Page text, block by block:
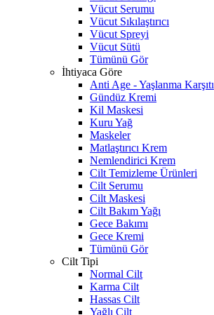
Vücut Serumu
Vücut Sıkılaştırıcı
Vücut Spreyi
Vücut Sütü
Tümünü Gör
İhtiyaca Göre
Anti Age - Yaşlanma Karşıtı
Gündüz Kremi
Kil Maskesi
Kuru Yağ
Maskeler
Matlaştırıcı Krem
Nemlendirici Krem
Cilt Temizleme Ürünleri
Cilt Serumu
Cilt Maskesi
Cilt Bakım Yağı
Gece Bakımı
Gece Kremi
Tümünü Gör
Cilt Tipi
Normal Cilt
Karma Cilt
Hassas Cilt
Yağlı Cilt